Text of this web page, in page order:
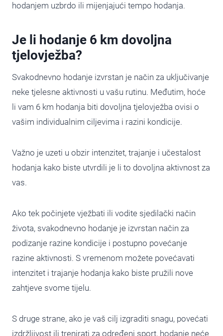
hodanjem uzbrdo ili mijenjajući tempo hodanja.
Je li hodanje 6 km dovoljna
tjelovježba?
Svakodnevno hodanje izvrstan je način za uključivanje
neke tjelesne aktivnosti u vašu rutinu. Međutim, hoće
li vam 6 km hodanja biti dovoljna tjelovježba ovisi o
vašim individualnim ciljevima i razini kondicije.
Važno je uzeti u obzir intenzitet, trajanje i učestalost
hodanja kako biste utvrdili je li to dovoljna aktivnost za
vas.
Ako tek počinjete vježbati ili vodite sjedilački način
života, svakodnevno hodanje je izvrstan način za
podizanje razine kondicije i postupno povećanje
razine aktivnosti. S vremenom možete povećavati
intenzitet i trajanje hodanja kako biste pružili nove
zahtjeve svome tijelu.
S druge strane, ako je vaš cilj izgraditi snagu, povećati
izdržljivost ili trenirati za određeni sport, hodanje neće